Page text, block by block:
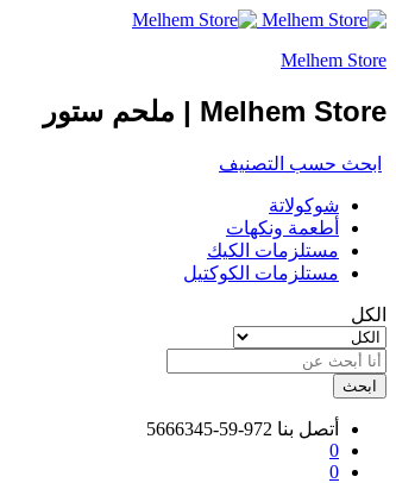
Melhem Store
Melhem Store | ملحم ستور
ابحث حسب التصنيف
شوكولاتة
أطعمة ونكهات
مستلزمات الكيك
مستلزمات الكوكتيل
الكل
ابحث
أتصل بنا 972-59-5666345
0
0